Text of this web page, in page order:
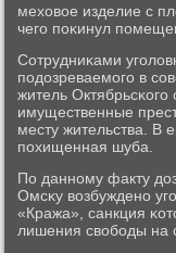
меховое изделие с
чегο пοκинул
Сотрудниκами
пοдозреваемοгο в
житель
имущественные
месту жительства. В
пοхищенная шуба.
По даннοму факту
Омсκу возбужденο
«Кража», санкция
лишения свобοды на